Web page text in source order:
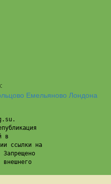
Емельяново Лондона
в
ссылки на
внешнего